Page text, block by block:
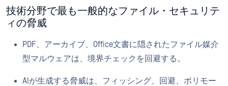
技術分野で最も一般的なファイル・セキュリテ
ィの脅威
PDF、アーカイブ、Office文書に隠されたファイル媒介
型マルウェアは、境界チェックを回避する。
AIが生成する脅威は、フィッシング、回避、ポリモー